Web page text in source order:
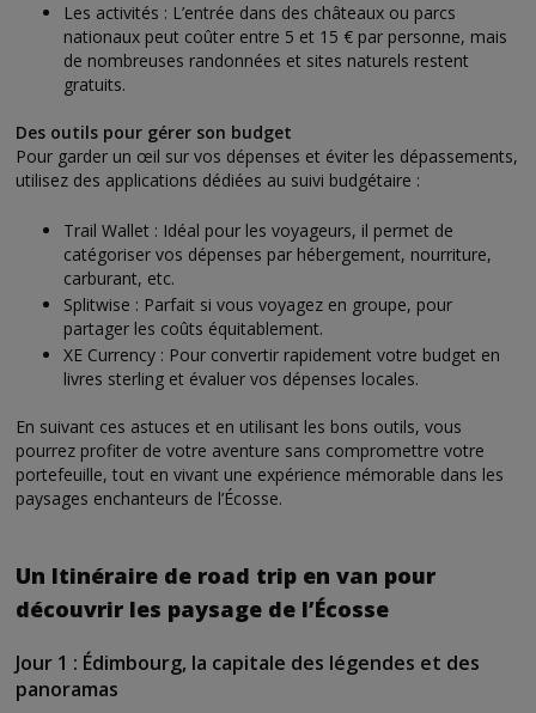
Les activités : L’entrée dans des châteaux ou parcs
nationaux peut coûter entre 5 et 15 € par personne, mais
de nombreuses randonnées et sites naturels restent
gratuits.
Des outils pour gérer son budget
Pour garder un œil sur vos dépenses et éviter les dépassements,
utilisez des applications dédiées au suivi budgétaire :
Trail Wallet : Idéal pour les voyageurs, il permet de
catégoriser vos dépenses par hébergement, nourriture,
carburant, etc.
Splitwise : Parfait si vous voyagez en groupe, pour
partager les coûts équitablement.
XE Currency : Pour convertir rapidement votre budget en
livres sterling et évaluer vos dépenses locales.
En suivant ces astuces et en utilisant les bons outils, vous
pourrez profiter de votre aventure sans compromettre votre
portefeuille, tout en vivant une expérience mémorable dans les
paysages enchanteurs de l’Écosse.
Un Itinéraire de road trip en van pour
découvrir les paysage de l’Écosse
Jour 1 : Édimbourg, la capitale des légendes et des
panoramas